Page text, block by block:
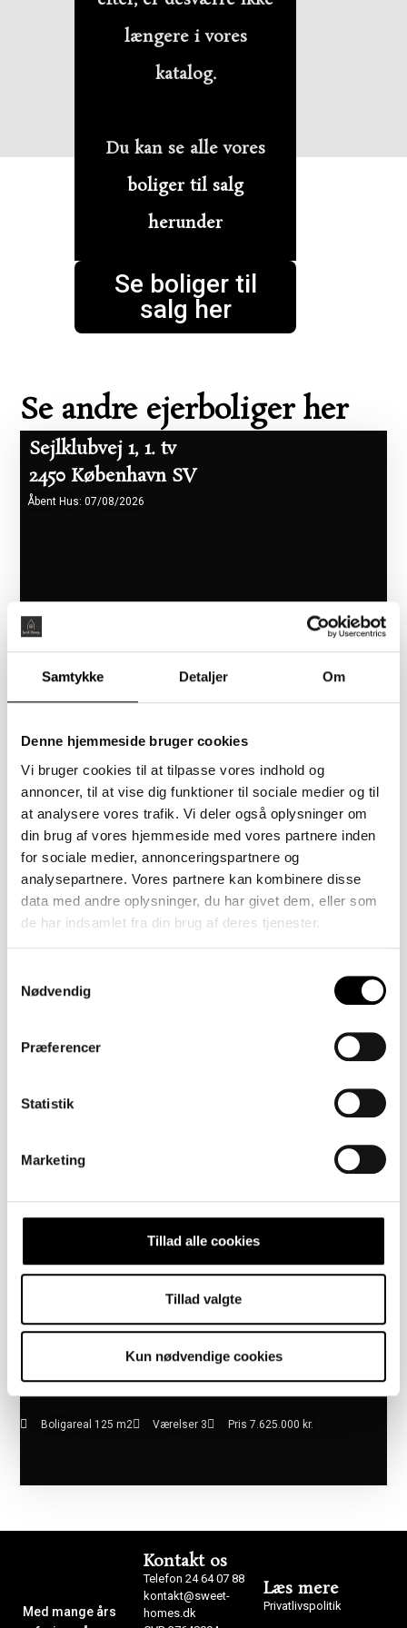
Samtykke Detaljer Om
Denne hjemmeside bruger cookies
Vi bruger cookies til at tilpasse vores indhold og
annoncer, til at vise dig funktioner til sociale medier og til
at analysere vores trafik. Vi deler også oplysninger om
din brug af vores hjemmeside med vores partnere inden
for sociale medier, annonceringspartnere og
analysepartnere. Vores partnere kan kombinere disse
data med andre oplysninger, du har givet dem, eller som
de har indsamlet fra din brug af deres tjenester.
Nødvendig
Præferencer
Statistik
Marketing
Tillad alle cookies
Tillad valgte
Kun nødvendige cookies
længere i vores
katalog.
Du kan se alle vores
boliger til salg
herunder
Se boliger til
salg her
Se andre ejerboliger her
Åbent Hus: 07/08/2026
Sejlklubvej 1, 1. tv
2450 København SV
Åbent Hus: 07/08/2026
Flyndervej 3, 1. tv
2450 København SV
Åbent Hus: 07/08/2026
Sejlklubvej 1B
Boligareal 125 m2 Værelser 3 Pris 7.625.000 kr.
Med mange års
Kontakt os
Telefon 24 64 07 88
kontakt@sweet-
homes.dk
Læs mere
Privatlivspolitik